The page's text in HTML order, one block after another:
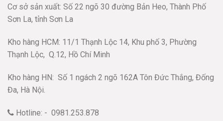
Cơ sở sản xuất: Số 22 ngõ 30 đường Bản Heo, Thành Phố
Sơn La, tỉnh Sơn La
Kho hàng HCM: 11/1 Thạnh Lộc 14, Khu phố 3, Phường
Thạnh Lộc, Q.12, Hồ Chí Minh
Kho hàng HN: Số 1 ngách 2 ngõ 162A Tôn Đức Thắng, Đống
Đa, Hà Nội.
Hotline: - 0981.253.878